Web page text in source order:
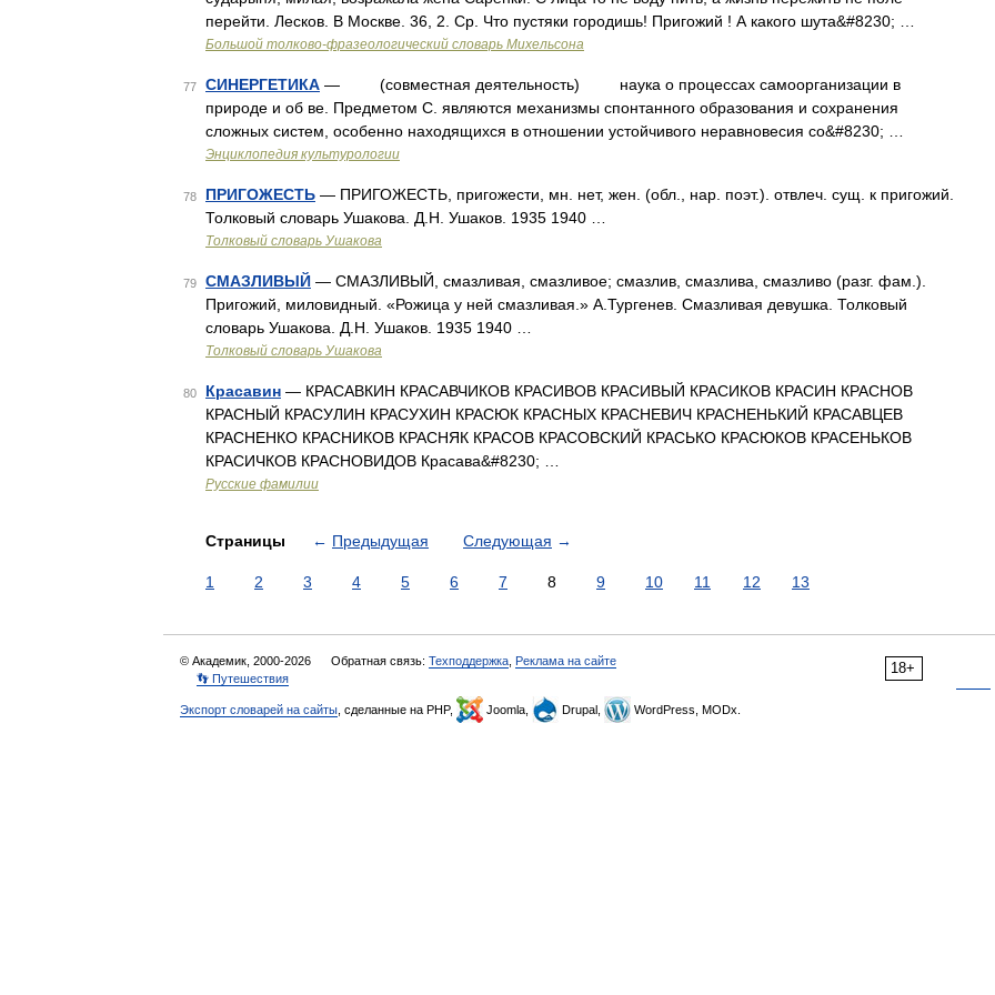
перейти. Лесков. В Москве. 36, 2. Ср. Что пустяки городишь! Пригожий ! А какого шута&#8230; …
Большой толково-фразеологический словарь Михельсона
77 СИНЕРГЕТИКА — (совместная деятельность) наука о процессах самоорганизации в
природе и об ве. Предметом С. являются механизмы спонтанного образования и сохранения
сложных систем, особенно находящихся в отношении устойчивого неравновесия со&#8230; …
Энциклопедия культурологии
78 ПРИГОЖЕСТЬ — ПРИГОЖЕСТЬ, пригожести, мн. нет, жен. (обл., нар. поэт.). отвлеч. сущ. к пригожий.
Толковый словарь Ушакова. Д.Н. Ушаков. 1935 1940 …
Толковый словарь Ушакова
79 СМАЗЛИВЫЙ — СМАЗЛИВЫЙ, смазливая, смазливое; смазлив, смазлива, смазливо (разг. фам.).
Пригожий, миловидный. «Рожица у ней смазливая.» А.Тургенев. Смазливая девушка. Толковый
словарь Ушакова. Д.Н. Ушаков. 1935 1940 …
Толковый словарь Ушакова
80 Красавин — КРАСАВКИН КРАСАВЧИКОВ КРАСИВОВ КРАСИВЫЙ КРАСИКОВ КРАСИН КРАСНОВ
КРАСНЫЙ КРАСУЛИН КРАСУХИН КРАСЮК КРАСНЫХ КРАСНЕВИЧ КРАСНЕНЬКИЙ КРАСАВЦЕВ
КРАСНЕНКО КРАСНИКОВ КРАСНЯК КРАСОВ КРАСОВСКИЙ КРАСЬКО КРАСЮКОВ КРАСЕНЬКОВ
КРАСИЧКОВ КРАСНОВИДОВ Красава&#8230; …
Русские фамилии
Страницы ← Предыдущая Следующая →
1 2 3 4 5 6 7 8 9 10 11 12 13
18+
© Академик, 2000-2026 Обратная связь: Техподдержка Реклама на сайте
👣 Путешествия
Экспорт словарей на сайты , сделанные на PHP, Joomla, Drupal, WordPress, MODx.